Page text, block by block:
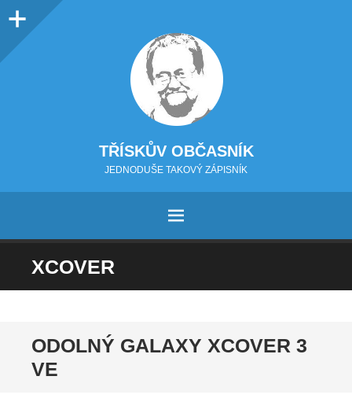
Sidebar
TŘÍSKŮV OBČASNÍK
JEDNODUŠE TAKOVÝ ZÁPISNÍK
PŘEJÍT NA OBSAH
XCOVER
ODOLNÝ GALAXY XCOVER 3
VE